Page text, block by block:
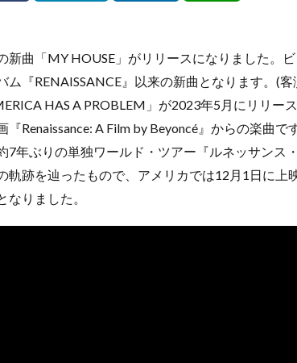
新曲「MY HOUSE」がリリースになりました。
ム『RENAISSANCE』以来の新曲となります。(
HAS A PROBLEM」が2023年5月にリリー
『Renaissance: A Film by Beyoncé』からの楽曲
7年ぶりの単独ワールド・ツアー『ルネッサンス
軌跡を辿ったもので、アメリカでは12月1日に上
なりました。